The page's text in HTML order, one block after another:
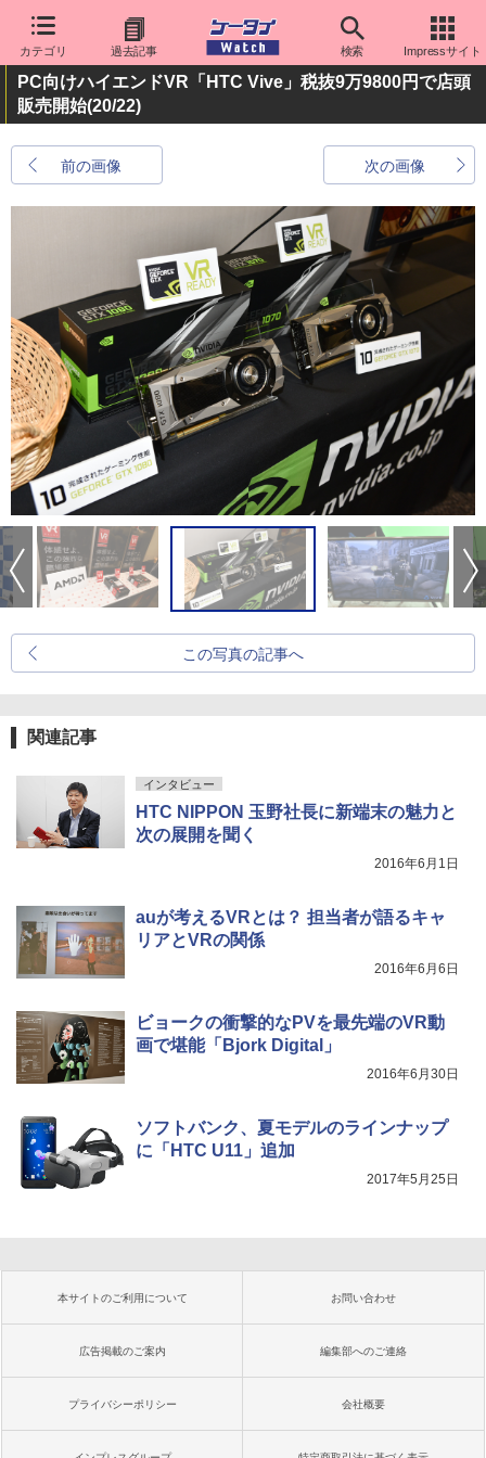
カテゴリ 過去記事 検索 Impressサイト
PC向けハイエンドVR「HTC Vive」税抜9万9800円で店頭
販売開始(20/22)
前の画像 次の画像
この写真の記事へ
関連記事
インタビュー
HTC NIPPON 玉野社長に新端末の魅力と
次の展開を聞く
2016年6月1日
auが考えるVRとは？ 担当者が語るキャ
リアとVRの関係
2016年6月6日
ビョークの衝撃的なPVを最先端のVR動
画で堪能「Bjork Digital」
2016年6月30日
ソフトバンク、夏モデルのラインナップ
に「HTC U11」追加
2017年5月25日
本サイトのご利用について お問い合わせ
広告掲載のご案内 編集部へのご連絡
プライバシーポリシー 会社概要